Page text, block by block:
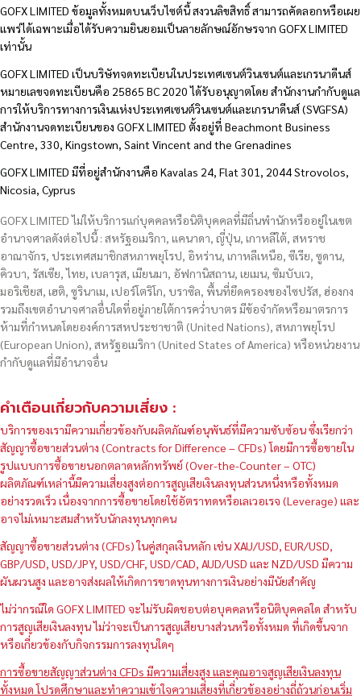
GOFX LIMITED ข้อมูลทั้งหมดบนเว็บไซต์นี้ สงวนลิขสิทธิ์ สามารถคัดลอกหรือเผย
แพร่ได้เฉพาะเมื่อได้รับความยินยอมเป็นลายลักษณ์อักษรจาก GOFX LIMITED
เท่านั้น
GOFX LIMITED เป็นบริษัทจดทะเบียนในประเทศเซนต์วินเซนต์และเกรนาดีนส์
หมายเลขจดทะเบียนคือ 25865 BC 2020 ได้รับอนุญาตโดย สำนักงานกำกับดูแล
การให้บริการทางการเงินแห่งประเทศเซนต์วินเซนต์และเกรนาดีนส์ (SVGFSA)
สำนักงานจดทะเบียนของ GOFX LIMITED ตั้งอยู่ที่ Beachmont Business
Centre, 330, Kingstown, Saint Vincent and the Grenadines
GOFX LIMITED มีที่อยู่สำนักงานคือ Kavalas 24, Flat 301, 2044 Strovolos,
Nicosia, Cyprus
GOFX LIMITED ไม่ให้บริการแก่บุคคลหรือนิติบุคคลที่มีถิ่นพำนักหรืออยู่ในเขต
อำนาจศาลดังต่อไปนี้ : สหรัฐอเมริกา, แคนาดา, ญี่ปุ่น, เกาหลีใต้, สหราช
อาณาจักร, ประเทศสมาชิกสหภาพยุโรป, อิหร่าน, เกาหลีเหนือ, ซีเรีย, ซูดาน,
คิวบา, รัสเซีย, ไทย, เบลารุส, เมียนมา, อัฟกานิสถาน, เยเมน, ซิมบับเว,
มอริเชียส, เฮติ, ซูรินาเม, เปอร์โตริโก, บราซิล, พื้นที่ยึดครองของไซปรัส, ฮ่องกง
รวมถึงเขตอำนาจศาลอื่นใดที่อยู่ภายใต้การคว่ำบาตร มีข้อจำกัดหรือมาตรการ
ห้ามที่กำหนดโดยองค์การสหประชาชาติ (United Nations), สหภาพยุโรป
(European Union), สหรัฐอเมริกา (United States of America) หรือหน่วยงาน
กำกับดูแลที่มีอำนาจอื่น
คำเตือนเกี่ยวกับความเสี่ยง :
บริการของเรามีความเกี่ยวข้องกับผลิตภัณฑ์อนุพันธ์ที่มีความซับซ้อน ซึ่งเรียกว่า
สัญญาซื้อขายส่วนต่าง (Contracts for Difference – CFDs) โดยมีการซื้อขายใน
รูปแบบการซื้อขายนอกตลาดหลักทรัพย์ (Over-the-Counter – OTC)
ผลิตภัณฑ์เหล่านี้มีความเสี่ยงสูงต่อการสูญเสียเงินลงทุนส่วนหนึ่งหรือทั้งหมด
อย่างรวดเร็ว เนื่องจากการซื้อขายโดยใช้อัตราทดหรือเลเวอเรจ (Leverage) และ
อาจไม่เหมาะสมสำหรับนักลงทุนทุกคน
สัญญาซื้อขายส่วนต่าง (CFDs) ในคู่สกุลเงินหลัก เช่น XAU/USD, EUR/USD,
GBP/USD, USD/JPY, USD/CHF, USD/CAD, AUD/USD และ NZD/USD มีความ
ผันผวนสูง และอาจส่งผลให้เกิดการขาดทุนทางการเงินอย่างมีนัยสำคัญ
ไม่ว่ากรณีใด GOFX LIMITED จะไม่รับผิดชอบต่อบุคคลหรือนิติบุคคลใด สำหรับ
การสูญเสียเงินลงทุน ไม่ว่าจะเป็นการสูญเสียบางส่วนหรือทั้งหมด ที่เกิดขึ้นจาก
หรือเกี่ยวข้องกับกิจกรรมการลงทุนใดๆ
การซื้อขายสัญญาส่วนต่าง CFDs มีความเสี่ยงสูง และคุณอาจสูญเสียเงินลงทุน
ทั้งหมด โปรดศึกษาและทำความเข้าใจความเสี่ยงที่เกี่ยวข้องอย่างถี่ถ้วนก่อนเริ่ม